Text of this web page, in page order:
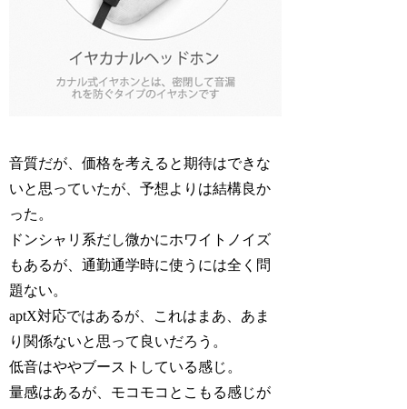
音質だが、価格を考えると期待はできな
いと思っていたが、予想よりは結構良か
った。
ドンシャリ系だし微かにホワイトノイズ
もあるが、通勤通学時に使うには全く問
題ない。
aptX対応ではあるが、これはまあ、あま
り関係ないと思って良いだろう。
低音はややブーストしている感じ。
量感はあるが、モコモコとこもる感じが